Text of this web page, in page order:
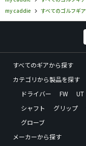
my caddie
すべてのゴルフギア
すべてのギアから探す
カテゴリから製品を探す
ドライバー
FW UT
シャフト
グリップ
グローブ
メーカーから探す